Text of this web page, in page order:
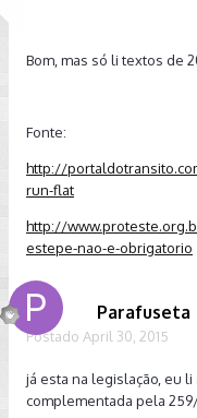
Bom, mas só li textos de
Fonte:
http://
run-flat
http://
estepe-nao-e-obrigatorio
Parafuseta
Postado April 30, 2015
já esta na legislação, eu
complementada pela